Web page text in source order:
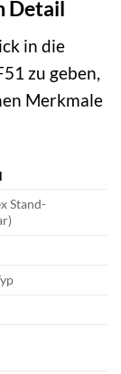
Detail
in die
zu geben,
Merkmale
Stand-